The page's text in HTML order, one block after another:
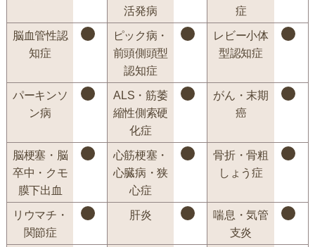
活発病
症
脳血管性認
知症
ピック病・
前頭側頭型
認知症
レビー小体
型認知症
パーキンソ
ン病
ALS・筋萎
縮性側索硬
化症
がん・末期
癌
脳梗塞・脳
卒中・クモ
膜下出血
心筋梗塞・
心臓病・狭
心症
骨折・骨粗
しょう症
リウマチ・
関節症
肝炎
喘息・気管
支炎